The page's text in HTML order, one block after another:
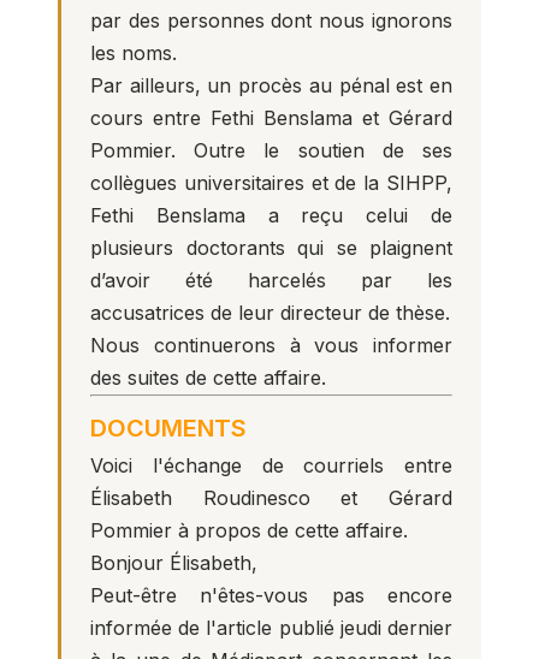
par des personnes dont nous ignorons
les noms.
Par ailleurs, un procès au pénal est en
cours entre Fethi Benslama et Gérard
Pommier. Outre le soutien de ses
collègues universitaires et de la SIHPP,
Fethi Benslama a reçu celui de
plusieurs doctorants qui se plaignent
d’avoir été harcelés par les
accusatrices de leur directeur de thèse.
Nous continuerons à vous informer
des suites de cette affaire.
DOCUMENTS
Voici l'échange de courriels entre
Élisabeth Roudinesco et Gérard
Pommier à propos de cette affaire.
Bonjour Élisabeth,
Peut-être n'êtes-vous pas encore
informée de l'article publié jeudi dernier